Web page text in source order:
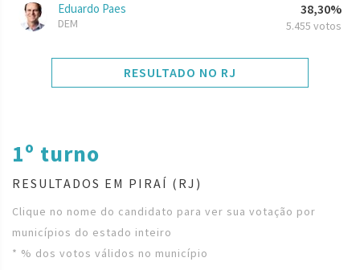
Eduardo Paes
DEM
38,30%
5.455 votos
RESULTADO NO RJ
1º turno
RESULTADOS EM PIRAÍ (RJ)
Clique no nome do candidato para ver sua votação por
municípios do estado inteiro
* % dos votos válidos no município